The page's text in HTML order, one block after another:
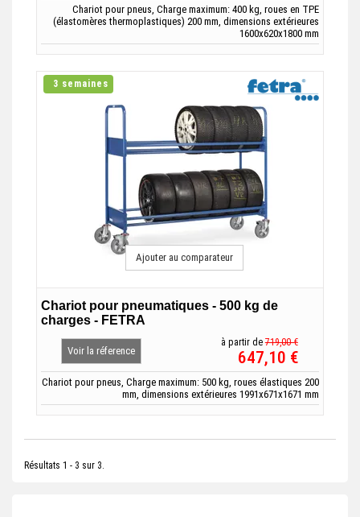
Chariot pour pneus, Charge maximum: 400 kg, roues en TPE
(élastomères thermoplastiques) 200 mm, dimensions extérieures
1600x620x1800 mm
3 semaines
Chariot pour pneumatiques - 500 kg de
charges - FETRA
Voir la réference
à partir de 719,00 €
647,10 €
Chariot pour pneus, Charge maximum: 500 kg, roues élastiques 200
mm, dimensions extérieures 1991x671x1671 mm
Ajouter au comparateur
Résultats 1 - 3 sur 3.